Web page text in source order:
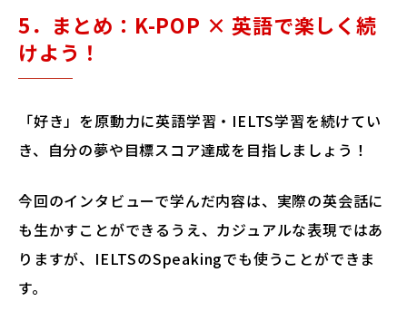
5．まとめ：K-POP × 英語で楽しく続
けよう！
「好き」を原動力に英語学習・IELTS学習を続けてい
き、自分の夢や目標スコア達成を目指しましょう！
今回のインタビューで学んだ内容は、実際の英会話に
も生かすことができるうえ、カジュアルな表現ではあ
りますが、IELTSのSpeakingでも使うことができま
す。